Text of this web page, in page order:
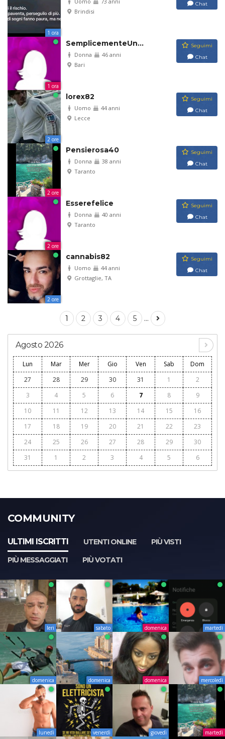
1 ora
Brindisi
Chat
1 ora
SemplicementeUn...
Donna
46 anni
Bari
Seguimi
Chat
2 ore
lorex82
Uomo
44 anni
Lecce
Seguimi
Chat
2 ore
Pensierosa40
Donna
38 anni
Taranto
Seguimi
Chat
2 ore
Esserefelice
Donna
40 anni
Taranto
Seguimi
Chat
2 ore
cannabis82
Uomo
44 anni
Grottaglie, TA
Seguimi
Chat
1 2 3 4 5 ...
Agosto 2026
Lun Mar Mer Gio Ven Sab
Dom
27
28 29 30 31 1
2
3
4 5 6 7 8
9
10
11 12 13 14 15
16
17
18 19 20 21 22
23
24
25 26 27 28 29
30
31
1 2 3 4 5 6
COMMUNITY
ULTIMI ISCRITTI UTENTI ONLINE
PIÙ VISTI
PIÙ MESSAGGIATI
PIÙ VOTATI
Ieri sabato domenica martedì
domenica domenica domenica mercoledì
lunedì venerdì giovedì martedì